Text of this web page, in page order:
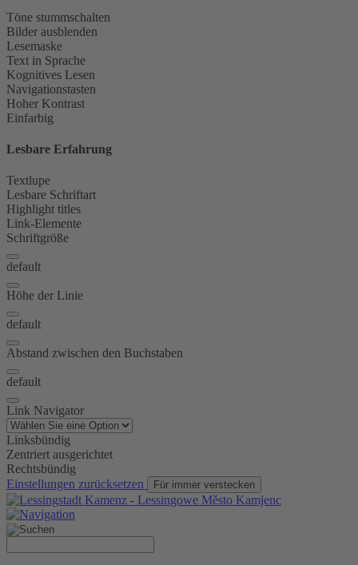
Töne stummschalten
Bilder ausblenden
Lesemaske
Text in Sprache
Kognitives Lesen
Navigationstasten
Hoher Kontrast
Einfarbig
Lesbare Erfahrung
Textlupe
Lesbare Schriftart
Highlight titles
Link-Elemente
Schriftgröße
default
Höhe der Linie
default
Abstand zwischen den Buchstaben
default
Link Navigator
Linksbündig
Zentriert ausgerichtet
Rechtsbündig
Einstellungen zurücksetzen
Für immer verstecken